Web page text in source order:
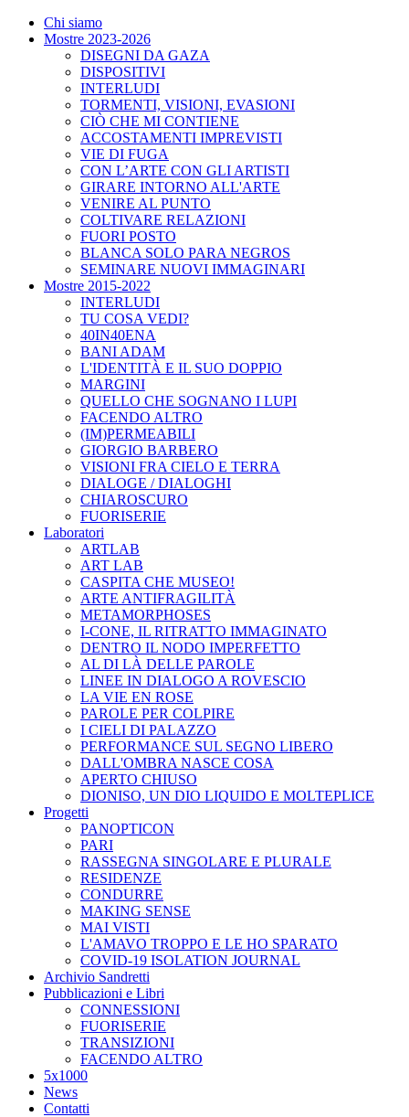
Chi siamo
Mostre 2023-2026
DISEGNI DA GAZA
DISPOSITIVI
INTERLUDI
TORMENTI, VISIONI, EVASIONI
CIÒ CHE MI CONTIENE
ACCOSTAMENTI IMPREVISTI
VIE DI FUGA
CON L’ARTE CON GLI ARTISTI
GIRARE INTORNO ALL'ARTE
VENIRE AL PUNTO
COLTIVARE RELAZIONI
FUORI POSTO
BLANCA SOLO PARA NEGROS
SEMINARE NUOVI IMMAGINARI
Mostre 2015-2022
INTERLUDI
TU COSA VEDI?
40IN40ENA
BANI ADAM
L'IDENTITÀ E IL SUO DOPPIO
MARGINI
QUELLO CHE SOGNANO I LUPI
FACENDO ALTRO
(IM)PERMEABILI
GIORGIO BARBERO
VISIONI FRA CIELO E TERRA
DIALOGE / DIALOGHI
CHIAROSCURO
FUORISERIE
Laboratori
ARTLAB
ART LAB
CASPITA CHE MUSEO!
ARTE ANTIFRAGILITÀ
METAMORPHOSES
I-CONE, IL RITRATTO IMMAGINATO
DENTRO IL NODO IMPERFETTO
AL DI LÀ DELLE PAROLE
LINEE IN DIALOGO A ROVESCIO
LA VIE EN ROSE
PAROLE PER COLPIRE
I CIELI DI PALAZZO
PERFORMANCE SUL SEGNO LIBERO
DALL'OMBRA NASCE COSA
APERTO CHIUSO
DIONISO, UN DIO LIQUIDO E MOLTEPLICE
Progetti
PANOPTICON
PARI
RASSEGNA SINGOLARE E PLURALE
RESIDENZE
CONDURRE
MAKING SENSE
MAI VISTI
L'AMAVO TROPPO E LE HO SPARATO
COVID-19 ISOLATION JOURNAL
Archivio Sandretti
Pubblicazioni e Libri
CONNESSIONI
FUORISERIE
TRANSIZIONI
FACENDO ALTRO
5x1000
News
Contatti